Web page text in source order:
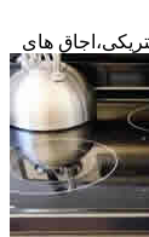
های